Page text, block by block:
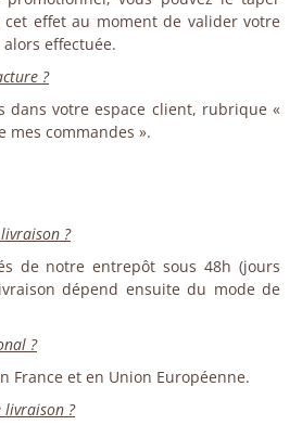
cet effet au moment de valider votre
effectuée.
?
dans votre espace client, rubrique «
mes commandes ».
?
de notre entrepôt sous 48h (jours
dépend ensuite du mode de
?
France et en Union Européenne.
livraison ?